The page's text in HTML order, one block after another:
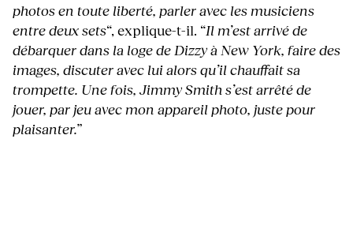
photos en toute liberté, parler avec les musiciens
entre deux sets“, explique-t-il. “Il m’est arrivé de
débarquer dans la loge de Dizzy à New York, faire des
images, discuter avec lui alors qu’il chauffait sa
trompette. Une fois, Jimmy Smith s’est arrêté de
jouer, par jeu avec mon appareil photo, juste pour
plaisanter.”